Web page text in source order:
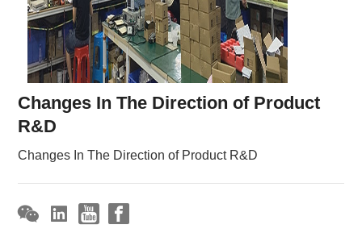
Changes In The Direction of Product
R&D
Changes In The Direction of Product R&D